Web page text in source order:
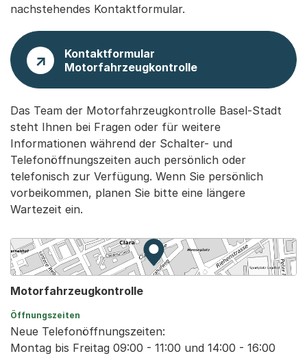
nachstehendes Kontaktformular.
Kontaktformular
Motorfahrzeugkontrolle
Das Team der Motorfahrzeugkontrolle Basel-Stadt
steht Ihnen bei Fragen oder für weitere
Informationen während der Schalter- und
Telefonöffnungszeiten auch persönlich oder
telefonisch zur Verfügung. Wenn Sie persönlich
vorbeikommen, planen Sie bitte eine längere
Wartezeit ein.
Zur Karte von MapBS.
Externer Link, wird in einem
Motorfahrzeugkontrolle
Öffnungszeiten
Neue Telefonöffnungszeiten:
Montag bis Freitag 09:00 - 11:00 und 14:00 - 16:00